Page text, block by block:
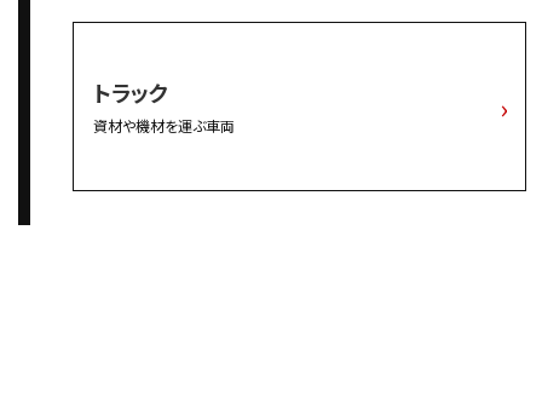
トラック
資材や機材を運ぶ車両